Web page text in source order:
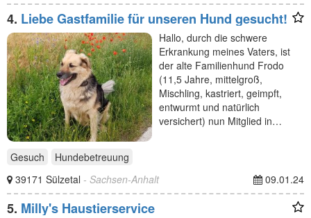
4. Liebe Gastfamilie für unseren Hund gesucht!
Hallo, durch die schwere
Erkrankung meines Vaters, ist
der alte Familienhund Frodo
(11,5 Jahre, mittelgroß,
Mischling, kastriert, geimpft,
entwurmt und natürlich
versichert) nun Mitglied in…
Gesuch
Hundebetreuung
39171 Sülzetal - Sachsen-Anhalt 09.01.24
5. Milly's Haustierservice